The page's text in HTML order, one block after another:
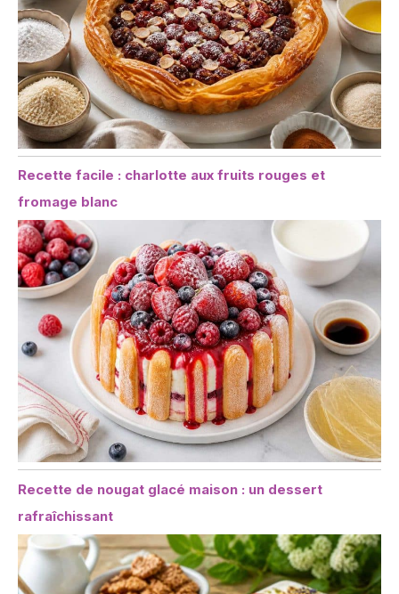
Recette facile : charlotte aux fruits rouges et
fromage blanc
Recette de nougat glacé maison : un dessert
rafraîchissant